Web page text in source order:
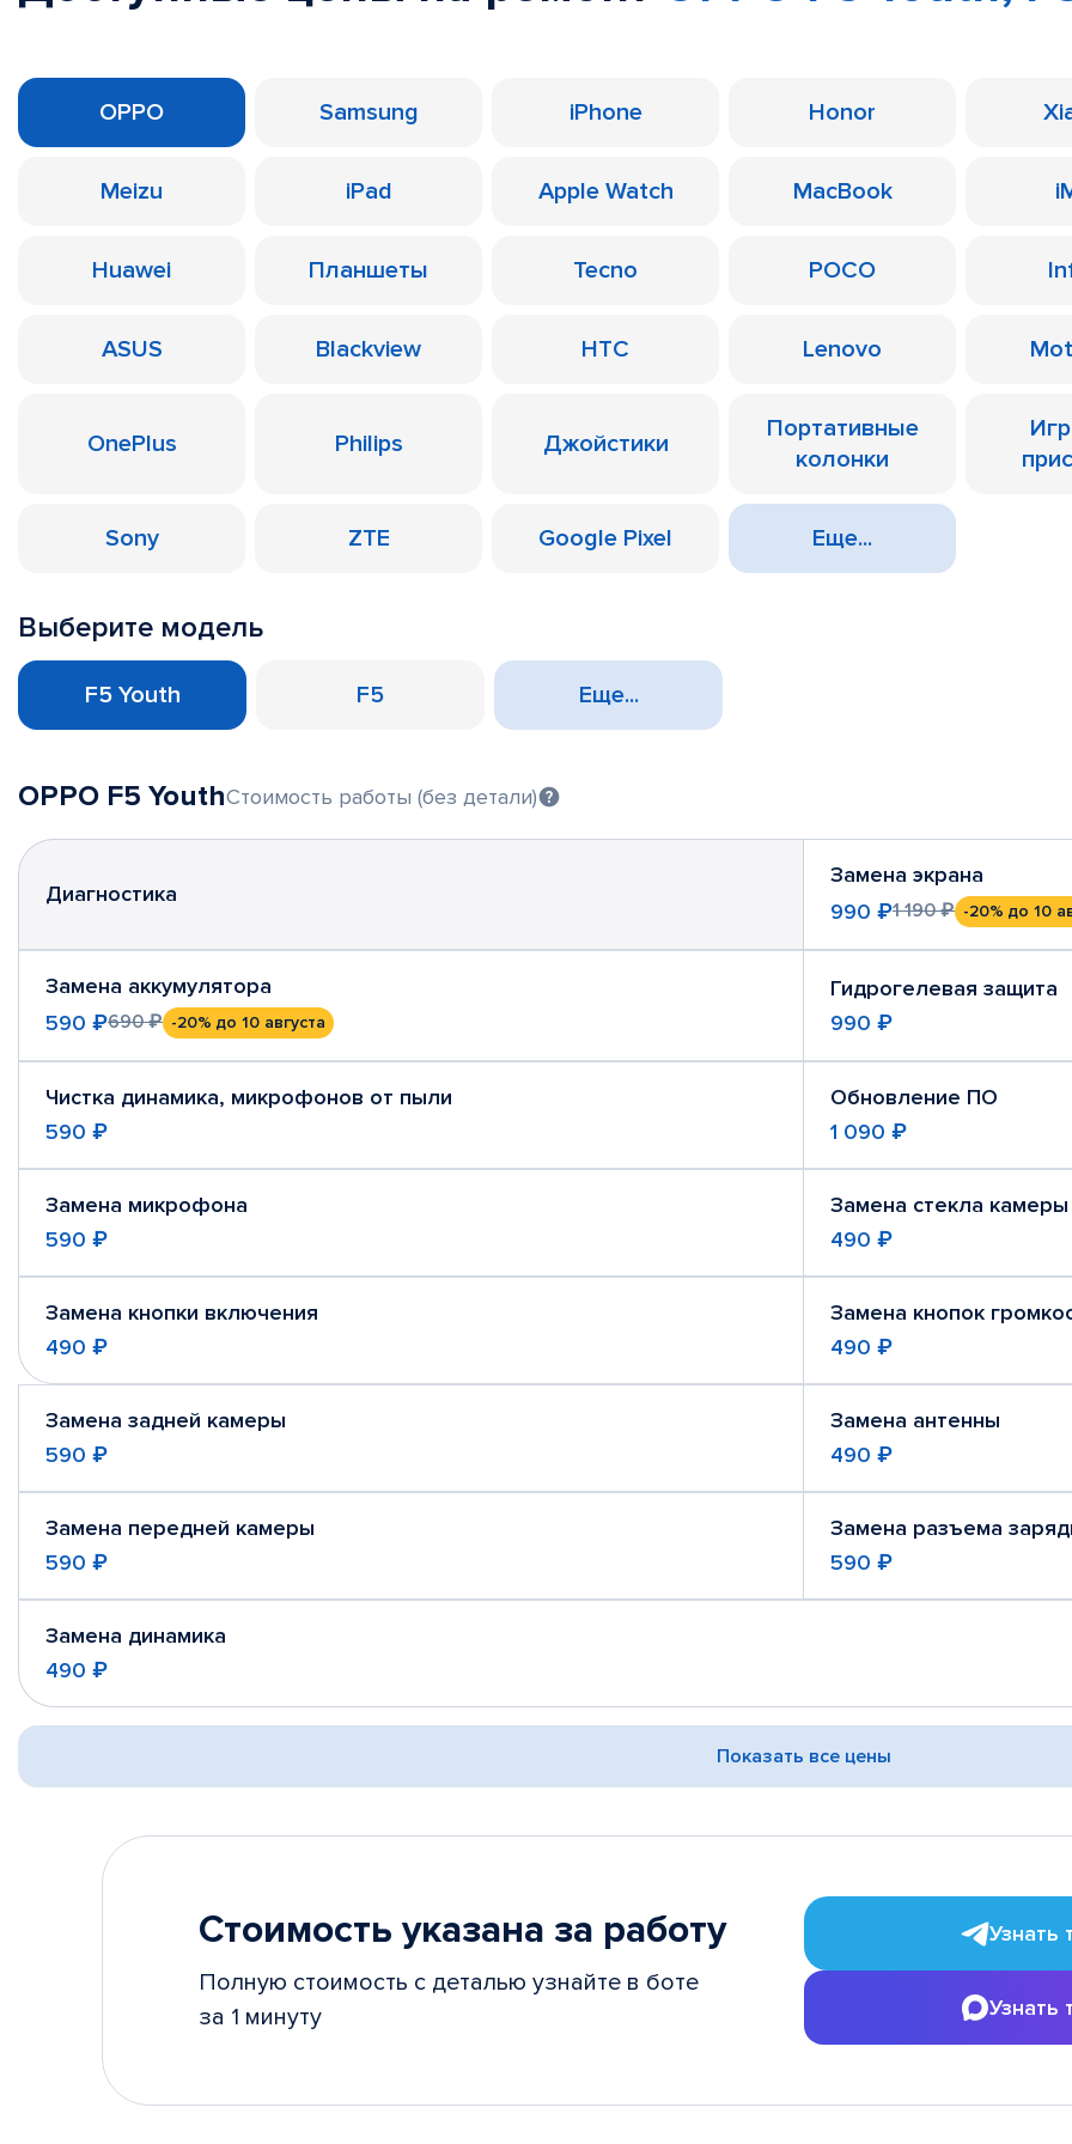
OPPO Samsung iPhone Honor
Meizu iPad Apple Watch MacBook
Huawei Планшеты Tecno POCO
ASUS Blackview HTC Lenovo
OnePlus Philips Джойстики
Портативные
колонки
Sony ZTE Google Pixel Еще...
Выберите модель
F5 Youth F5 Еще...
OPPO F5 YouthСтоимость работы (без детали)
Диагностика
Замена экрана
990 ₽1 190 ₽ -20% до 10
Замена аккумулятора
590 ₽690 ₽ -20% до 10 августа
Гидрогелевая защита
990 ₽
Чистка динамика, микрофонов от пыли
590 ₽
Обновление ПО
1 090 ₽
Замена микрофона
590 ₽
Замена стекла камеры
490 ₽
Замена кнопки включения
490 ₽
Замена кнопок
490 ₽
Замена задней камеры
590 ₽
Замена антенны
490 ₽
Замена передней камеры
590 ₽
Замена разъема
590 ₽
Замена динамика
490 ₽
Показать все цены
Стоимость указана за работу
Полную стоимость с деталью узнайте в боте
за 1 минуту
Узнать
Узнать